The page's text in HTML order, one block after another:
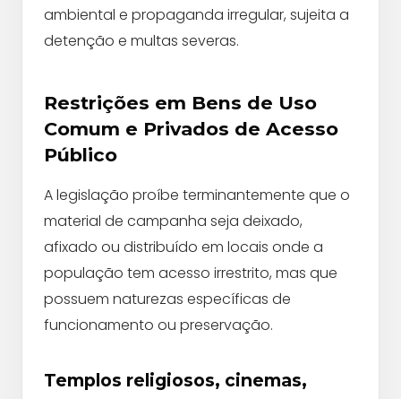
ambiental e propaganda irregular, sujeita a
detenção e multas severas.
Restrições em Bens de Uso
Comum e Privados de Acesso
Público
A legislação proíbe terminantemente que o
material de campanha seja deixado,
afixado ou distribuído em locais onde a
população tem acesso irrestrito, mas que
possuem naturezas específicas de
funcionamento ou preservação.
Templos religiosos, cinemas,